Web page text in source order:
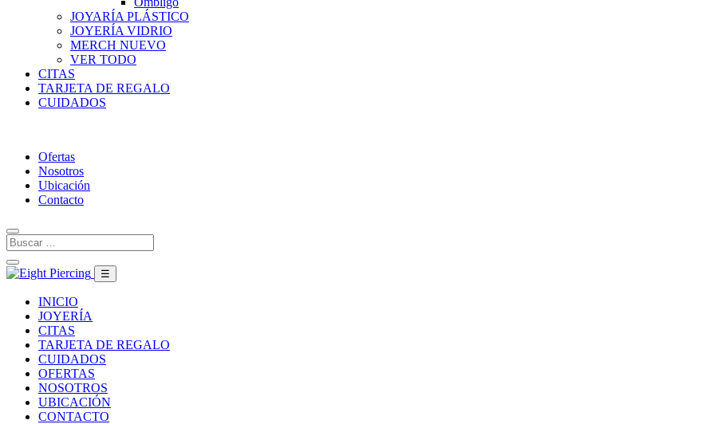
JOYARÍA PLÁSTICO
JOYERÍA VIDRIO
MERCH NUEVO
VER TODO
CITAS
TARJETA DE REGALO
CUIDADOS
Ofertas
Nosotros
Ubicación
Contacto
☰
INICIO
JOYERÍA
CITAS
TARJETA DE REGALO
CUIDADOS
OFERTAS
NOSOTROS
UBICACIÓN
CONTACTO